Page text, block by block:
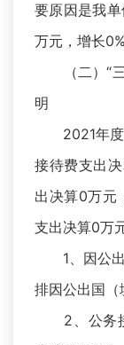
要原因是我
万元，增长
（二）“三
明
2021年度“
接待费支出
出决算0万元
支出决算0万
1、因公出
排因公出国
2、公务接